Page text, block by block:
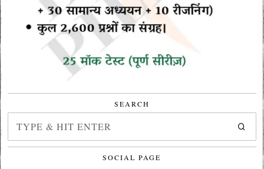
SEARCH
SOCIAL PAGE